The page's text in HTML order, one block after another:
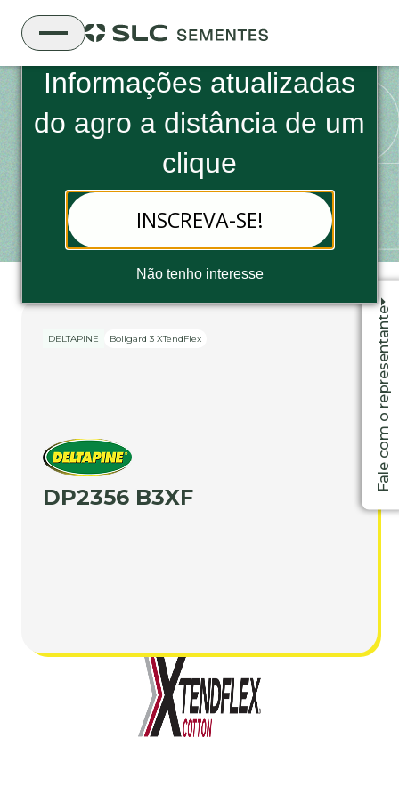
Boletim Informativo da SLC Sementes
Informações atualizadas
do agro a distância de um
clique
INSCREVA-SE!
Não tenho interesse
DP2356 B3XF
DELTAPINE Bollgard 3 XTendFlex
DP2356 B3XF
Fale com o representante